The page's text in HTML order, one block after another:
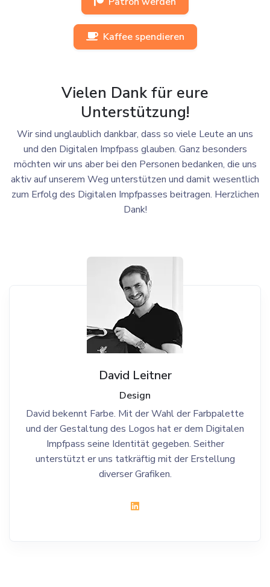
Kaffee spendieren
Vielen Dank für eure
Unterstützung!
Wir sind unglaublich dankbar, dass so viele Leute an uns
und den Digitalen Impfpass glauben. Ganz besonders
möchten wir uns aber bei den Personen bedanken, die uns
aktiv auf unserem Weg unterstützen und damit wesentlich
zum Erfolg des Digitalen Impfpasses beitragen. Herzlichen
Dank!
David Leitner
Design
David bekennt Farbe. Mit der Wahl der Farbpalette
und der Gestaltung des Logos hat er dem Digitalen
Impfpass seine Identität gegeben. Seither
unterstützt er uns tatkräftig mit der Erstellung
diverser Grafiken.